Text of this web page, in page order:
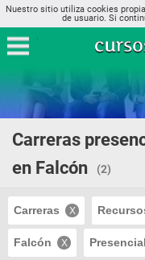
Nuestro sitio utiliza cookies
de usuario. Si
Carreras
en Falcón
(2)
Carreras
Falcón Presencial